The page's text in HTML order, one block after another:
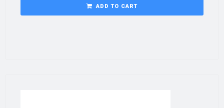
ADD TO CART